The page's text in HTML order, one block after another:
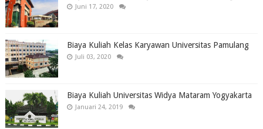
Juni 17, 2020
Biaya Kuliah Kelas Karyawan Universitas Pamulang
Juli 03, 2020
Biaya Kuliah Universitas Widya Mataram Yogyakarta
Januari 24, 2019